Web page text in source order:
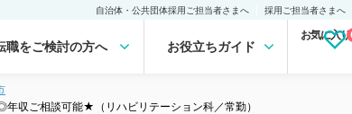
自治体・公共団体採用ご担当者さまへ 採用ご担当者さまへ
職をご検討の方へ お役立ちガイド
お気に入
収ご相談可能★（リハビリテーション科／常勤）